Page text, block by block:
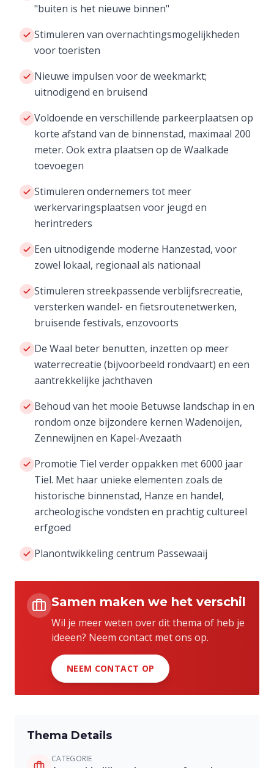
"buiten is het nieuwe binnen"
Stimuleren van overnachtingsmogelijkheden
voor toeristen
Nieuwe impulsen voor de weekmarkt;
uitnodigend en bruisend
Voldoende en verschillende parkeerplaatsen op
korte afstand van de binnenstad, maximaal 200
meter. Ook extra plaatsen op de Waalkade
toevoegen
Stimuleren ondernemers tot meer
werkervaringsplaatsen voor jeugd en
herintreders
Een uitnodigende moderne Hanzestad, voor
zowel lokaal, regionaal als nationaal
Stimuleren streekpassende verblijfsrecreatie,
versterken wandel- en fietsroutenetwerken,
bruisende festivals, enzovoorts
De Waal beter benutten, inzetten op meer
waterrecreatie (bijvoorbeeld rondvaart) en een
aantrekkelijke jachthaven
Behoud van het mooie Betuwse landschap in en
rondom onze bijzondere kernen Wadenoijen,
Zennewijnen en Kapel-Avezaath
Promotie Tiel verder oppakken met 6000 jaar
Tiel. Met haar unieke elementen zoals de
historische binnenstad, Hanze en handel,
archeologische vondsten en prachtig cultureel
erfgoed
Planontwikkeling centrum Passewaaij
Samen maken we het verschil
Wil je meer weten over dit thema of heb je
ideeen? Neem contact met ons op.
NEEM CONTACT OP
Thema Details
CATEGORIE